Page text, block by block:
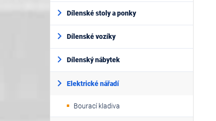
Dílenské stoly a ponky
Dílenské vozíky
Dílenský nábytek
Elektrické nářadí
Bourací kladiva